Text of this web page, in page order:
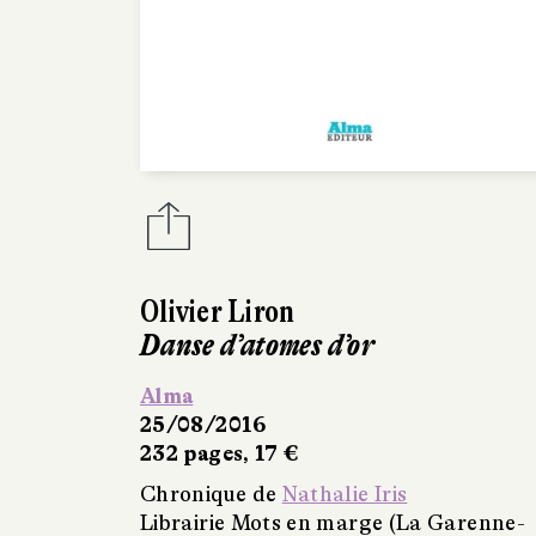
Olivier Liron
Danse d’atomes d’or
Alma
25/08/2016
232 pages, 17 €
Chronique de Nathalie Iris
Librairie Mots en marge (La Garenne-